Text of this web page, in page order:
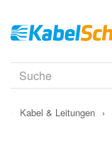
Kabel & Leitungen ›